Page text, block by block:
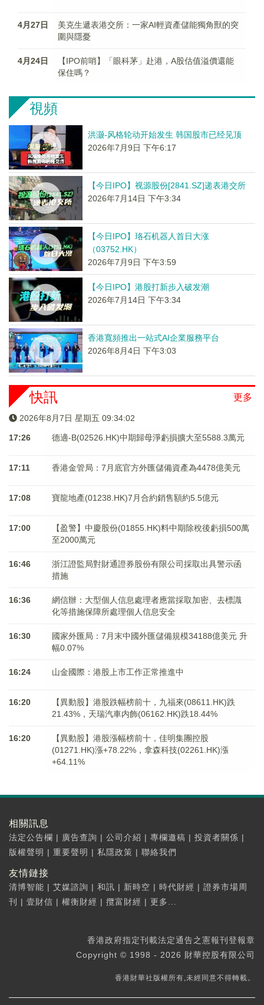
4月27日
美克生遞表港交所：一家AI輕資產儲能獨角獸的突
圍與隱憂
4月24日
【IPO前哨】「眼科茅」赴港，A股估值溢價還能
保住嗎？
視頻
洪灏-风格轮动开始发生 韩国股市已经见顶
2026年7月9日 下午6:17
【今日IPO】视源股份[2841.SZ]递表港交所
2026年7月14日 下午3:34
【今日IPO】珞石机器人首日大涨
（03752.HK）
2026年7月9日 下午3:59
【今日IPO】港股打新步入破发潮
2026年7月14日 下午3:34
香港寬頻推出一站式AI企業服務平台
2026年8月4日 下午3:03
更多
快訊
2026年8月7日 星期五 09:34:03
17:26 德適-B(02526.HK)中期歸母淨虧損擴大至5588.3萬元
17:11 香港金管局：7月底官方外匯儲備資產為4478億美元
17:08 寶龍地產(01238.HK)7月合約銷售額約5.5億元
17:00
【盈警】中慶股份(01855.HK)料中期除稅後虧損500萬
至2000萬元
16:46
浙江證監局對財通證券股份有限公司採取出具警示函
措施
16:36
網信辦：大型個人信息處理者應當採取加密、去標識
化等措施保障所處理個人信息安全
16:30
國家外匯局：7月末中國外匯儲備規模34188億美元 升
幅0.07%
16:24 山金國際：港股上市工作正常推進中
16:20
【異動股】港股跌幅榜前十，九福來(08611.HK)跌
21.43%，天瑞汽車内飾(06162.HK)跌18.44%
16:20
【異動股】港股漲幅榜前十，佳明集團控股
(01271.HK)漲+78.22%，拿森科技(02261.HK)漲
+64.11%
相關訊息
法定公告欄 | 廣告查詢 | 公司介紹 | 專欄邀稿 | 投資者關係 |
版權聲明 | 重要聲明 | 私隱政策 | 聯絡我們
友情鏈接
清博智能 | 艾媒諮詢 | 和訊 | 新時空 | 時代財經 | 證券市場周
刊
| 壹財信 | 權衡財經 | 攬富財經 | 更多...
香港政府指定刊載法定通告之憲報刊登報章
Copyright © 1998 - 2026 財華控股有限公司
香港財華社版權所有,未經同意不得轉載。